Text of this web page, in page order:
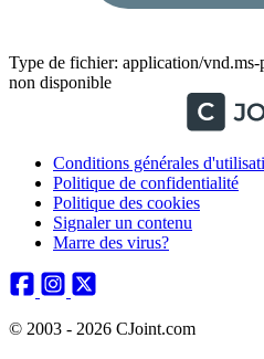
Type de fichier: application/
non disponible
Conditions générales
Politique de confidentialité
Politique des cookies
Signaler un contenu
Marre des virus?
© 2003 - 2026 CJoint.com